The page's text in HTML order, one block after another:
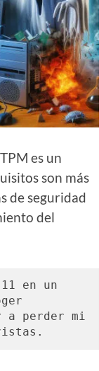
es un
son más
de seguridad
del
en un
a perder mi